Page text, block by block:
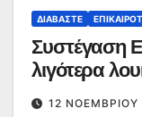
ΔΙΑΒΆΣΤΕ
Συστέγαση
λιγότερα
12 ΝΟΕΜΒΡΊΟΥ